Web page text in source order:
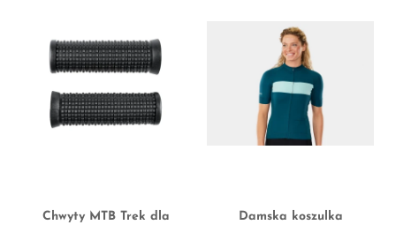
Chwyty MTB Trek dla
Damska koszulka